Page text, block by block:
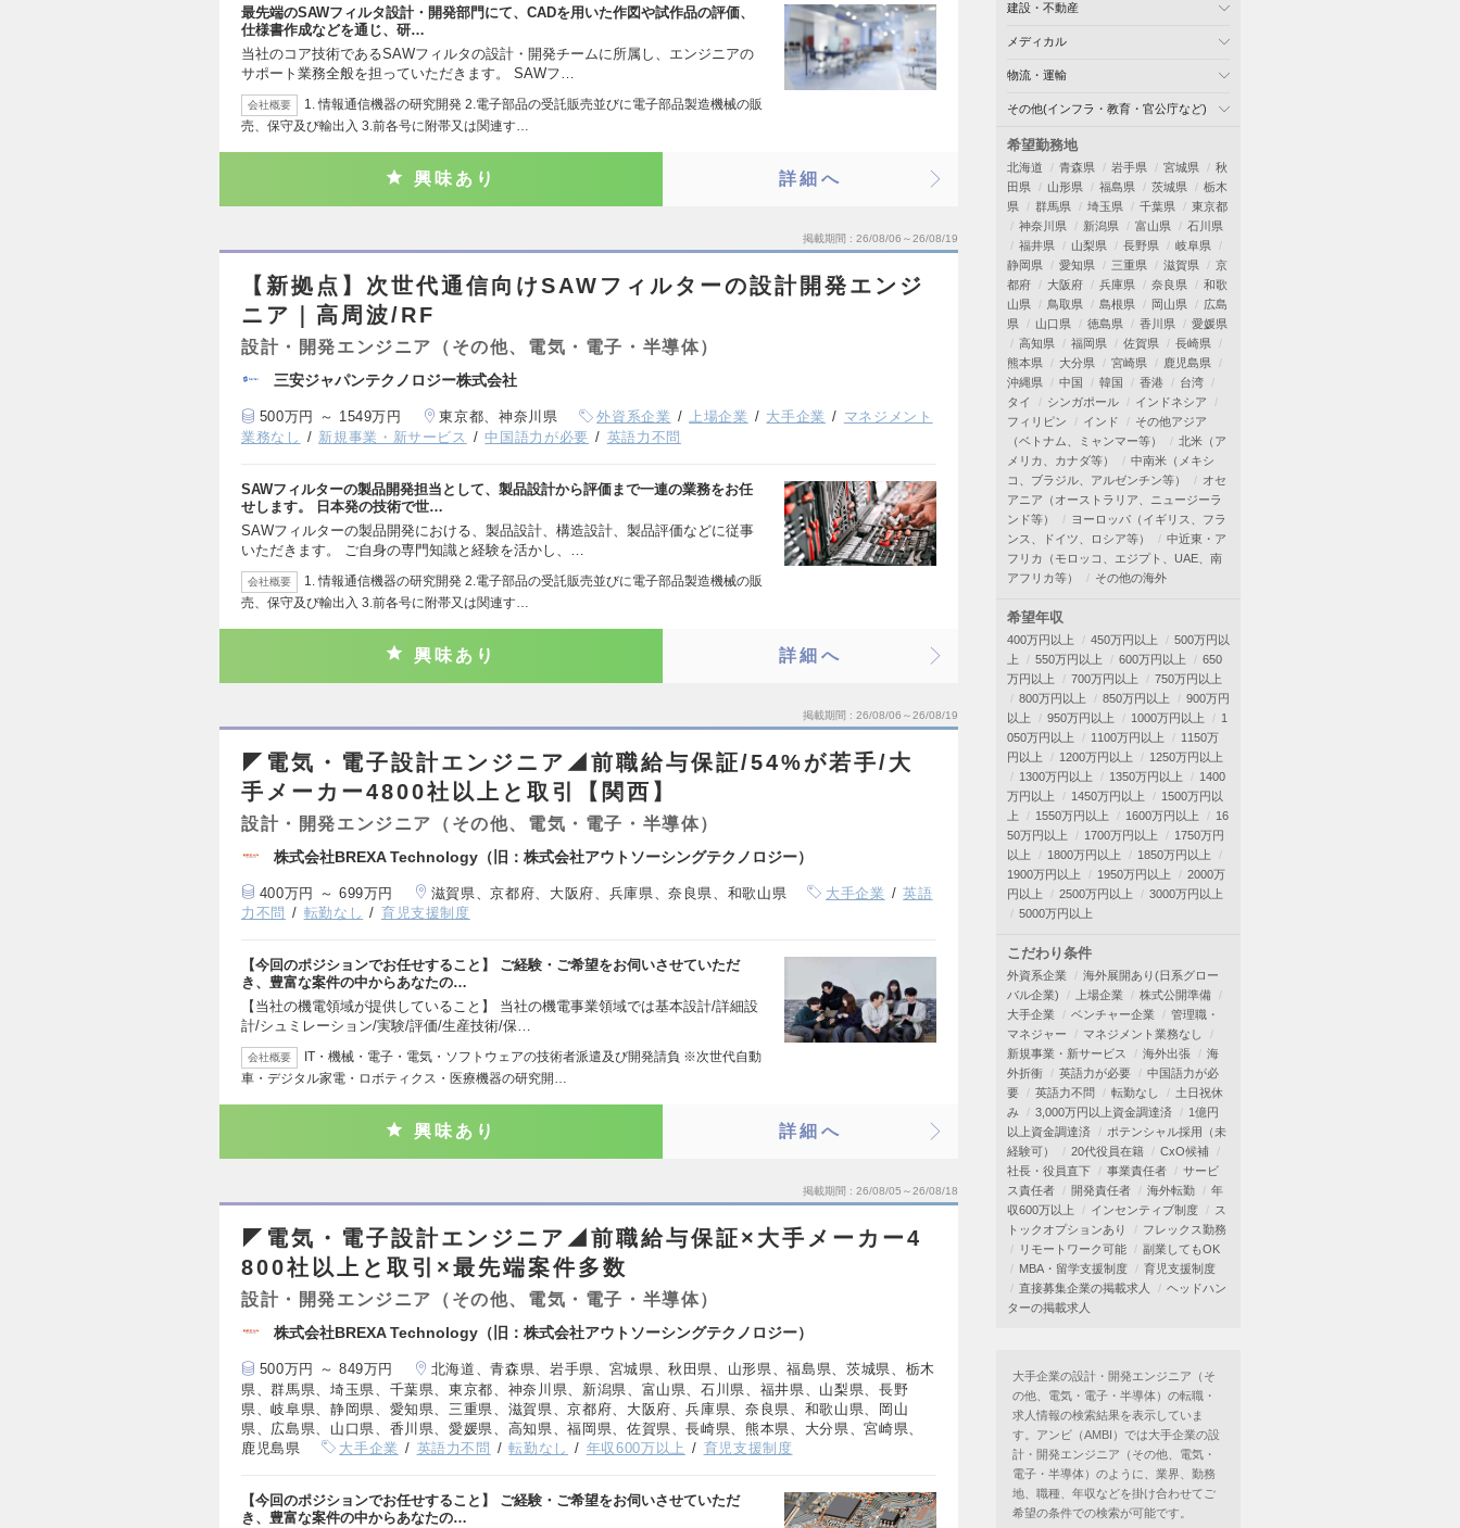
最先端のSAWフィルタ設計・開発部門にて、CADを用いた作図や試作品の評価、
仕様書作成などを通じ、研…
当社のコア技術であるSAWフィルタの設計・開発チームに所属し、エンジニアの
サポート業務全般を担っていただきます。 SAWフ…
会社概要
1. 情報通信機器の研究開発 2.電子部品の受託販売並びに電子部品製造機械の販
売、保守及び輸出入 3.前各号に附帯又は関連す…
興味あり 詳細へ
掲載期間 26/08/06～26/08/19
【新拠点】次世代通信向けSAWフィルターの設計開発エンジ
ニア｜高周波/RF
設計・開発エンジニア（その他、電気・電子・半導体）
三安ジャパンテクノロジー株式会社
500万円 ～ 1549万円 東京都、神奈川県 外資系企業 上場企業 大手企業
マネジメント
業務なし
新規事業・新サービス 中国語力が必要 英語力不問
SAWフィルターの製品開発担当として、製品設計から評価まで一連の業務をお任
せします。 日本発の技術で世…
SAWフィルターの製品開発における、製品設計、構造設計、製品評価などに従事
いただきます。 ご自身の専門知識と経験を活かし、…
会社概要
1. 情報通信機器の研究開発 2.電子部品の受託販売並びに電子部品製造機械の販
売、保守及び輸出入 3.前各号に附帯又は関連す…
興味あり 詳細へ
掲載期間 26/08/06～26/08/19
◤電気・電子設計エンジニア◢前職給与保証/54%が若手/大
手メーカー4800社以上と取引【関西】
設計・開発エンジニア（その他、電気・電子・半導体）
株式会社BREXA Technology（旧：株式会社アウトソーシングテクノロジー）
400万円 ～ 699万円 滋賀県、京都府、大阪府、兵庫県、奈良県、和歌山県 大手企業
英語
力不問
転勤なし 育児支援制度
【今回のポジションでお任せすること】 ご経験・ご希望をお伺いさせていただ
き、豊富な案件の中からあなたの…
【当社の機電領域が提供していること】 当社の機電事業領域では基本設計/詳細設
計/シュミレーション/実験/評価/生産技術/保…
会社概要
IT・機械・電子・電気・ソフトウェアの技術者派遣及び開発請負 ※次世代自動
車・デジタル家電・ロボティクス・医療機器の研究開…
興味あり 詳細へ
掲載期間 26/08/05～26/08/18
◤電気・電子設計エンジニア◢前職給与保証×大手メーカー4
800社以上と取引×最先端案件多数
設計・開発エンジニア（その他、電気・電子・半導体）
株式会社BREXA Technology（旧：株式会社アウトソーシングテクノロジー）
500万円 ～ 849万円
北海道、青森県、岩手県、宮城県、秋田県、山形県、福島県、茨城県、栃木
県、群馬県、埼玉県、千葉県、東京都、神奈川県、新潟県、富山県、石川県、福井県、山梨県、長野
県、岐阜県、静岡県、愛知県、三重県、滋賀県、京都府、大阪府、兵庫県、奈良県、和歌山県、岡山
県、広島県、山口県、香川県、愛媛県、高知県、福岡県、佐賀県、長崎県、熊本県、大分県、宮崎県、
鹿児島県
大手企業 英語力不問 転勤なし 年収600万以上 育児支援制度
【今回のポジションでお任せすること】 ご経験・ご希望をお伺いさせていただ
き、豊富な案件の中からあなたの…
建設・不動産
メディカル
物流・運輸
その他(インフラ・教育・官公庁など)
希望勤務地
北海道 青森県 岩手県 宮城県
秋
田県
山形県 福島県 茨城県
栃木
県
群馬県 埼玉県 千葉県
東京都
神奈川県
新潟県 富山県
石川県
福井県
山梨県 長野県
岐阜県
静岡県
愛知県 三重県 滋賀県
京
都府
大阪府 兵庫県 奈良県
和歌
山県
鳥取県 島根県 岡山県
広島
県
山口県 徳島県 香川県
愛媛県
高知県
福岡県 佐賀県
長崎県
熊本県
大分県 宮崎県
鹿児島県
沖縄県
中国 韓国 香港
台湾
タイ
シンガポール
インドネシア
フィリピン
インド
その他アジア
（ベトナム、ミャンマー等）
北米（ア
メリカ、カナダ等）
中南米（メキシ
コ、ブラジル、アルゼンチン等）
オセ
アニア（オーストラリア、ニュージーラ
ンド等）
ヨーロッパ（イギリス、フラ
ンス、ドイツ、ロシア等）
中近東・ア
フリカ（モロッコ、エジプト、UAE、南
アフリカ等）
その他の海外
希望年収
400万円以上 450万円以上
500万円以
上
550万円以上 600万円以上
650
万円以上
700万円以上
750万円以上
800万円以上
850万円以上
900万円
以上
950万円以上 1000万円以上
1
050万円以上
1100万円以上
1150万
円以上
1200万円以上
1250万円以上
1300万円以上
1350万円以上
1400
万円以上
1450万円以上
1500万円以
上
1550万円以上 1600万円以上
16
50万円以上
1700万円以上
1750万円
以上
1800万円以上
1850万円以上
1900万円以上
1950万円以上
2000万
円以上
2500万円以上
3000万円以上
5000万円以上
こだわり条件
外資系企業
海外展開あり(日系グロー
バル企業)
上場企業
株式公開準備
大手企業
ベンチャー企業
管理職・
マネジャー
マネジメント業務なし
新規事業・新サービス
海外出張
海
外折衝
英語力が必要
中国語力が必
要
英語力不問 転勤なし
土日祝休
み
3,000万円以上資金調達済
1億円
以上資金調達済
ポテンシャル採用（未
経験可）
20代役員在籍
CxO候補
社長・役員直下
事業責任者
サービ
ス責任者
開発責任者 海外転勤
年
収600万以上
インセンティブ制度
ス
トックオプションあり
フレックス勤務
リモートワーク可能
副業してもOK
MBA・留学支援制度
育児支援制度
直接募集企業の掲載求人
ヘッドハン
ターの掲載求人
大手企業の設計・開発エンジニア（そ
の他、電気・電子・半導体）の転職・
求人情報の検索結果を表示していま
す。アンビ（AMBI）では大手企業の設
計・開発エンジニア（その他、電気・
電子・半導体）のように、業界、勤務
地、職種、年収などを掛け合わせてご
希望の条件での検索が可能です。